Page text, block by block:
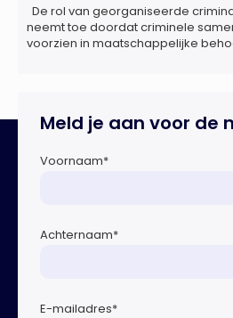
De rol van georganiseerde
neemt toe doordat criminele
voorzien in maatschappelijke
rapport geschreven door het
Ondermijnende […]
Meld je aan voor de
Voornaam*
Achternaam*
E-mailadres*